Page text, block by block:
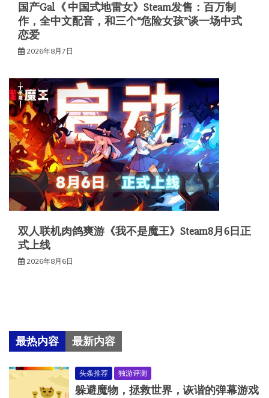
国产Gal《 中国式地雷女》Steam发售：百万制
作，全中文配音，和三个“危险女孩”谈一场中式
恋爱
2026年8月7日
双人联机肉鸽爽游《我不是魔王》Steam8月6日正
式上线
2026年8月6日
最热内容 最新内容
头条推荐 独游评测
躲避魔物，拯救世界，诙谐的弹幕游戏